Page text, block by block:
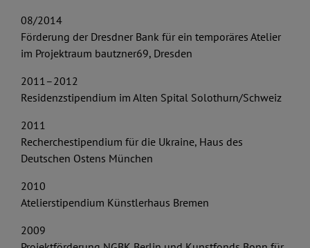
08/2014
Förderung der Dresdner Bank für ein temporäres Atelier
im Projektraum bautzner69, Dresden
2011–2012
Residenzstipendium im Alten Spital Solothurn/Schweiz
2011
Recherchestipendium für die Ukraine, Haus des
Deutschen Ostens München
2010
Atelierstipendium Künstlerhaus Bremen
2009